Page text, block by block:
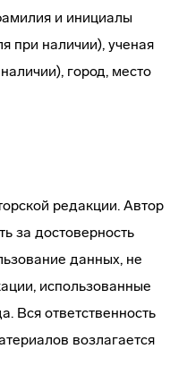
и инициалы
при наличии), ученая
город, место
редакции. Автор
за достоверность
данных, не
использованные
Вся ответственность
возлагается